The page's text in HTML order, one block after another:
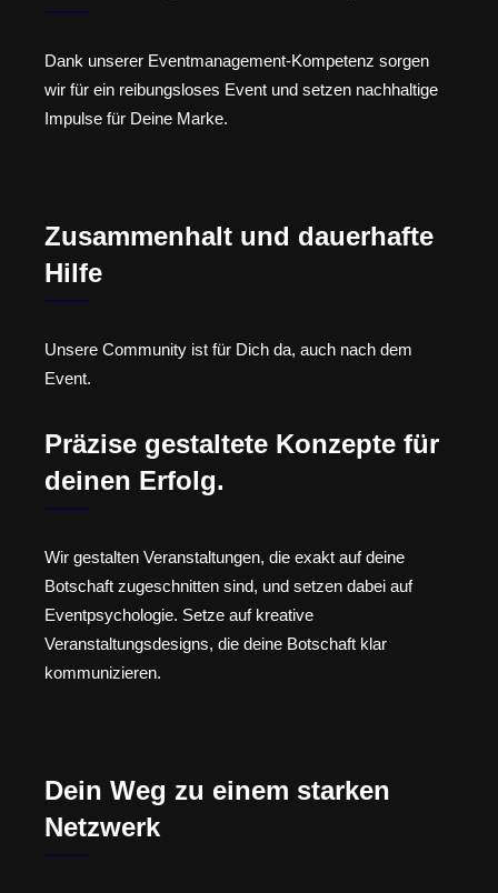
Dank unserer Eventmanagement-Kompetenz sorgen
wir für ein reibungsloses Event und setzen nachhaltige
Impulse für Deine Marke.
Zusammenhalt und dauerhafte
Hilfe
Unsere Community ist für Dich da, auch nach dem
Event.
Präzise gestaltete Konzepte für
deinen Erfolg.
Wir gestalten Veranstaltungen, die exakt auf deine
Botschaft zugeschnitten sind, und setzen dabei auf
Eventpsychologie. Setze auf kreative
Veranstaltungsdesigns, die deine Botschaft klar
kommunizieren.
Dein Weg zu einem starken
Netzwerk